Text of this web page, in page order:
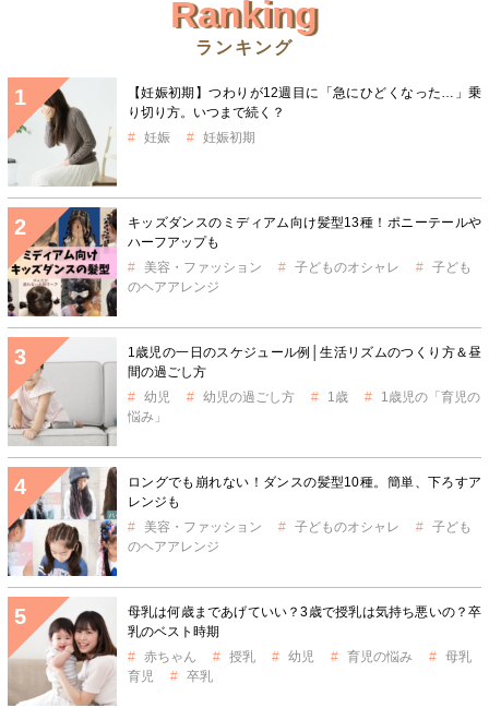
Ranking
ランキング
【妊娠初期】つわりが12週目に「急にひどくなった…」乗
り切り方。いつまで続く？
妊娠
妊娠初期
キッズダンスのミディアム向け髪型13種！ポニーテールや
ハーフアップも
美容・ファッション
子どものオシャレ
子ども
のヘアアレンジ
1歳児の一日のスケジュール例│生活リズムのつくり方＆昼
間の過ごし方
幼児
幼児の過ごし方 1歳
1歳児の「育児の
悩み」
ロングでも崩れない！ダンスの髪型10種。簡単、下ろすア
レンジも
美容・ファッション
子どものオシャレ
子ども
のヘアアレンジ
母乳は何歳まであげていい？3歳で授乳は気持ち悪いの？卒
乳のベスト時期
赤ちゃん
授乳 幼児 育児の悩み
母乳
育児
卒乳